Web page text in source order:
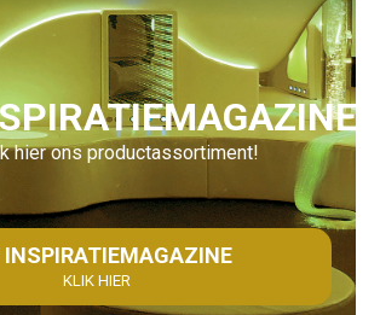
hier ons productassortiment!
INSPIRATIEMAGAZINE
KLIK HIER